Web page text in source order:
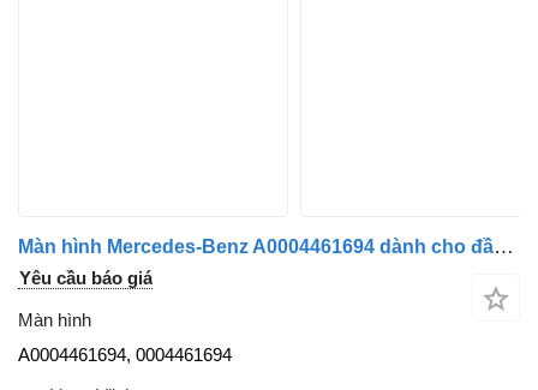
Màn hình Mercedes-Benz A0004461694 dành cho đầu kéo Mercedes-Benz MP5 L
Yêu cầu báo giá
Màn hình
A0004461694, 0004461694